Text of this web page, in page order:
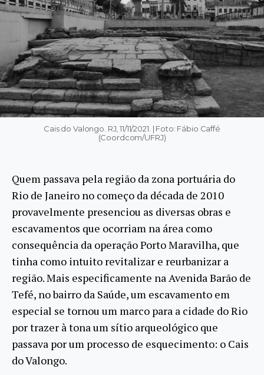
Cais do Valongo. RJ, 11/11/2021. | Foto: Fábio Caffé
(Coordcom/UFRJ)
Quem passava pela região da zona portuária do
Rio de Janeiro no começo da década de 2010
provavelmente presenciou as diversas obras e
escavamentos que ocorriam na área como
consequência da operação Porto Maravilha, que
tinha como intuito revitalizar e reurbanizar a
região. Mais especificamente na Avenida Barão de
Tefé, no bairro da Saúde, um escavamento em
especial se tornou um marco para a cidade do Rio
por trazer à tona um sítio arqueológico que
passava por um processo de esquecimento: o Cais
do Valongo.